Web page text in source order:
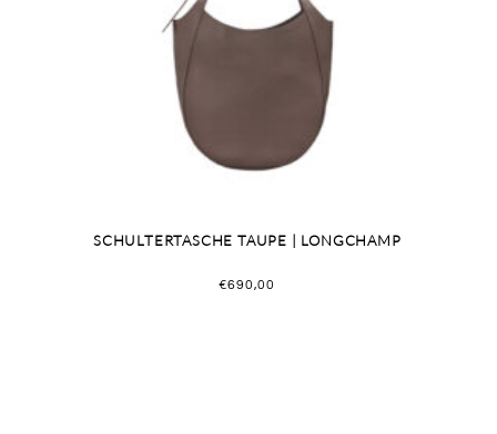
SCHULTERTASCHE TAUPE | LONGCHAMP
€690,00